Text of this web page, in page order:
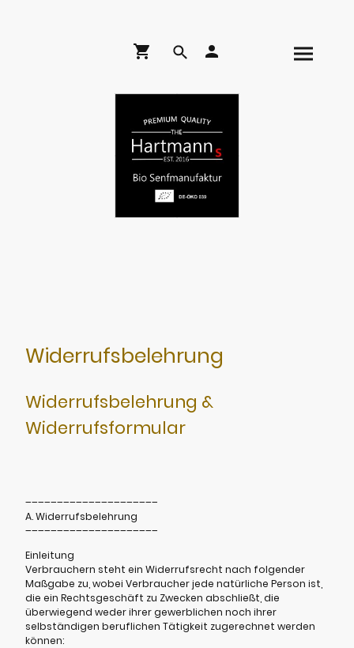
Widerrufsbelehrung
Widerrufsbelehrung &
Widerrufsformular
–––––––––––––––––––––
A. Widerrufsbelehrung
–––––––––––––––––––––
Einleitung
Verbrauchern steht ein Widerrufsrecht nach folgender
Maßgabe zu, wobei Verbraucher jede natürliche Person ist,
die ein Rechtsgeschäft zu Zwecken abschließt, die
überwiegend weder ihrer gewerblichen noch ihrer
selbständigen beruflichen Tätigkeit zugerechnet werden
können: